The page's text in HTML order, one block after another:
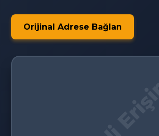
Orijinal Adrese Bağlan